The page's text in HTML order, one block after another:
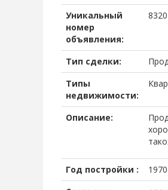
Уникальный
номер
объявления:
8320
Тип сделки:
Типы
недвижимости:
Описание:
Год постройки :